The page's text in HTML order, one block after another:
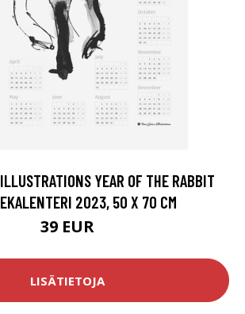
YEAR OF THE RABBIT
2023, 50 X 70 CM
39 EUR
LISÄTIETOJA